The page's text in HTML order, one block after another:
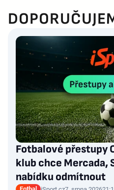
Fotbalové přestupy
klub chce Mercada,
nabídku odmítnout